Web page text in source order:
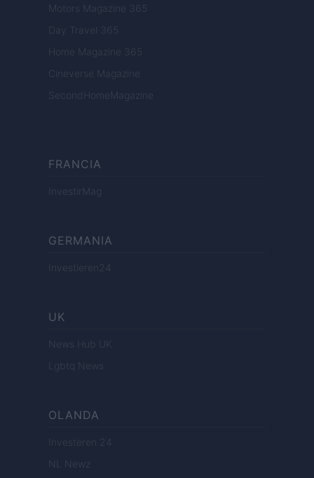
Motors Magazine 365
Day Travel 365
Home Magazine 365
Cineverse Magazine
SecondHomeMagazine
FRANCIA
InvestirMag
GERMANIA
Investieren24
UK
News Hub UK
Lgbtq News
OLANDA
Investeren 24
NL Newz